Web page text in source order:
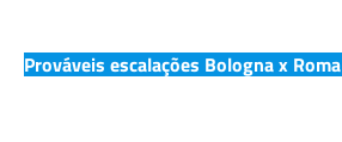
Prováveis escalações Bologna x Roma